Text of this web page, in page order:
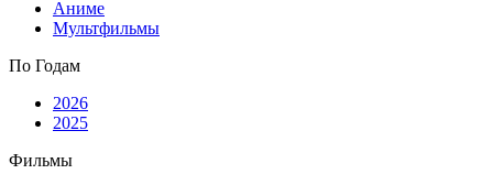
Аниме
Мультфильмы
По Годам
2026
2025
Фильмы